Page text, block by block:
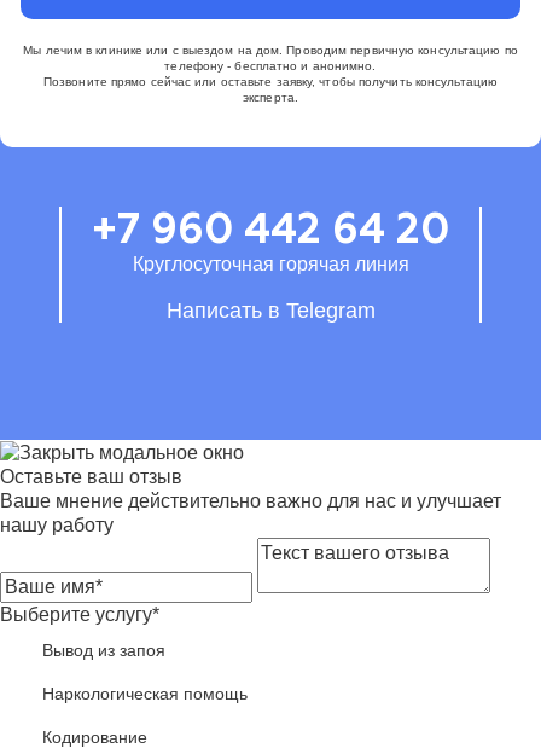
Мы лечим в клинике или с выездом на дом. Проводим первичную консультацию по
телефону - бесплатно и анонимно.
Позвоните прямо сейчас или оставьте заявку, чтобы получить консультацию
эксперта.
+7 960 442 64 20
Круглосуточная горячая линия
Написать в Telegram
Оставьте ваш отзыв
Ваше мнение действительно важно для нас и улучшает
нашу работу
Выберите услугу*
Вывод из запоя
Наркологическая помощь
Кодирование